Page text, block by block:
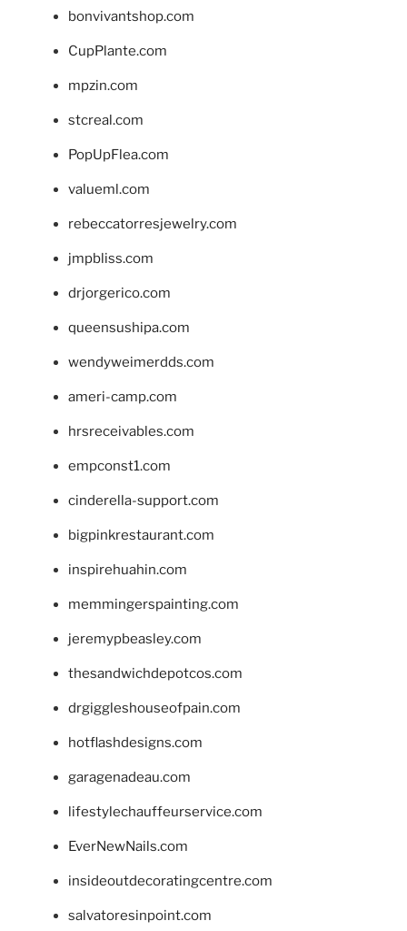
bonvivantshop.com
CupPlante.com
mpzin.com
stcreal.com
PopUpFlea.com
valueml.com
rebeccatorresjewelry.com
jmpbliss.com
drjorgerico.com
queensushipa.com
wendyweimerdds.com
ameri-camp.com
hrsreceivables.com
empconst1.com
cinderella-support.com
bigpinkrestaurant.com
inspirehuahin.com
memmingerspainting.com
jeremypbeasley.com
thesandwichdepotcos.com
drgiggleshouseofpain.com
hotflashdesigns.com
garagenadeau.com
lifestylechauffeurservice.com
EverNewNails.com
insideoutdecoratingcentre.com
salvatoresinpoint.com